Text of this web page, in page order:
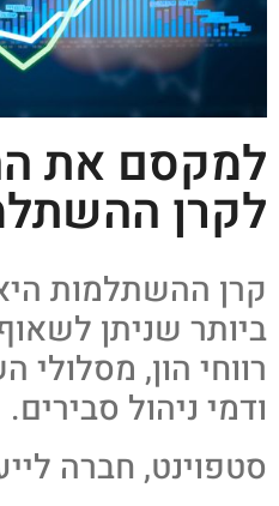
למקסם את
לקרן
קרן ההשתלמות
ביותר שניתן
רווחי הון, מסלולי
ודמי ניהול סבירים.
סטפוינט, חברה